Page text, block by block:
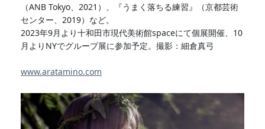
（ANB Tokyo、2021）、『うまく落ちる練習』（京都芸術
センター、2019）など。
2023年9月より十和田市現代美術館spaceにて個展開催、10
月よりNYでグループ展に参加予定。撮影：細倉真弓
www.aratamino.com